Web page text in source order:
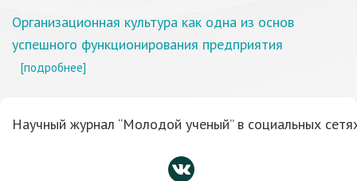
Организационная культура как одна из основ
успешного функционирования предприятия
[подробнее]
Научный журнал “Молодой ученый” в социальных